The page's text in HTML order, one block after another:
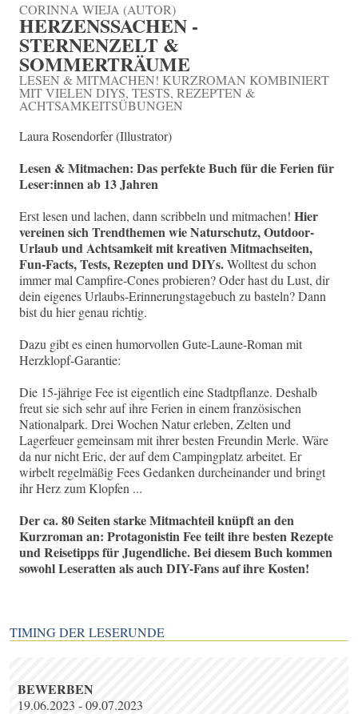
CORINNA WIEJA (AUTOR)
HERZENSSACHEN -
STERNENZELT &
SOMMERTRÄUME
LESEN & MITMACHEN! KURZROMAN KOMBINIERT
MIT VIELEN DIYS, TESTS, REZEPTEN &
ACHTSAMKEITSÜBUNGEN
Laura Rosendorfer (Illustrator)
Lesen & Mitmachen: Das perfekte Buch für die Ferien für
Leser:innen ab 13 Jahren
Erst lesen und lachen, dann scribbeln und mitmachen! Hier
vereinen sich Trendthemen wie Naturschutz, Outdoor-
Urlaub und Achtsamkeit mit kreativen Mitmachseiten,
Fun-Facts, Tests, Rezepten und DIYs.Wolltest du schon
immer mal Campfire-Cones probieren? Oder hast du Lust, dir
dein eigenes Urlaubs-Erinnerungstagebuch zu basteln? Dann
bist du hier genau richtig.
Dazu gibt es einen humorvollen Gute-Laune-Roman mit
Herzklopf-Garantie:
Die 15-jährige Fee ist eigentlich eine Stadtpflanze. Deshalb
freut sie sich sehr auf ihre Ferien in einem französischen
Nationalpark. Drei Wochen Natur erleben, Zelten und
Lagerfeuer gemeinsam mit ihrer besten Freundin Merle. Wäre
da nur nicht Eric, der auf dem Campingplatz arbeitet. Er
wirbelt regelmäßig Fees Gedanken durcheinander und bringt
ihr Herz zum Klopfen ...
Der ca. 80 Seiten starke Mitmachteil knüpft an den
Kurzroman an: Protagonistin Fee teilt ihre besten Rezepte
und Reisetipps für Jugendliche. Bei diesem Buch kommen
sowohl Leseratten als auch DIY-Fans auf ihre Kosten!
TIMING DER LESERUNDE
BEWERBEN
19.06.2023 - 09.07.2023